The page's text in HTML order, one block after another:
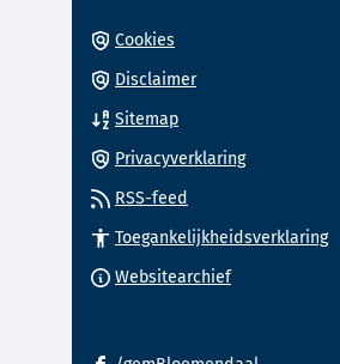
Cookies
Disclaimer
Sitemap
Privacyverklaring
RSS-feed
Toegankelijkheidsverklaring
Websitearchief(Verwijst